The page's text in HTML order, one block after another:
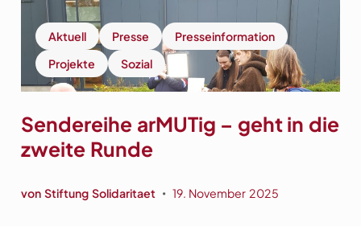
Aktuell Presse
Presseinformation
Projekte
Sozial
Sendereihe arMUTig – geht in die
zweite Runde
von Stiftung Solidaritaet • 19. November 2025